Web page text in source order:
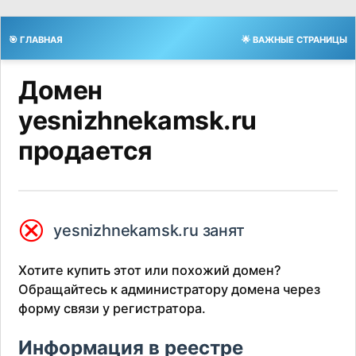
🎯 ГЛАВНАЯ 🌟 ВАЖНЫЕ СТРАНИЦЫ
Домен
yesnizhnekamsk.ru
продается
⮿ yesnizhnekamsk.ru занят
Хотите купить этот или похожий домен?
Обращайтесь к администратору домена через
форму связи у регистратора.
Информация в реестре